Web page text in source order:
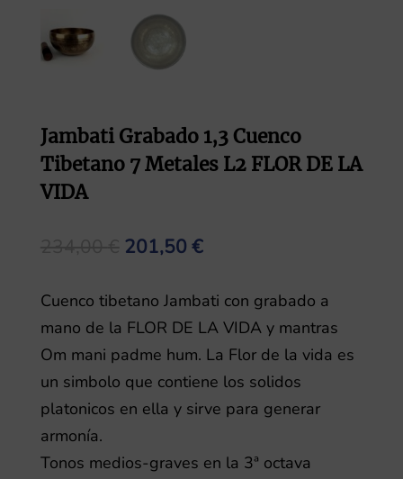
Jambati Grabado 1,3 Cuenco
Tibetano 7 Metales L2 FLOR DE LA
VIDA
El
original
era:
234,00 €.
201,50 €El
actual
es:
201,50 €.
Cuenco tibetano Jambati con grabado a
mano de la FLOR DE LA VIDA y mantras
Om mani padme hum. La Flor de la vida es
un simbolo que contiene los solidos
platonicos en ella y sirve para generar
armonía.
Tonos medios-graves en la 3ª octava